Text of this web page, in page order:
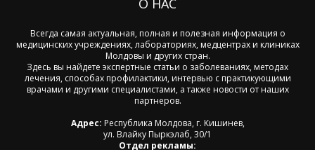
Всегда самая актуальная, полная и полезная информация о
медицинских учреждениях, лабораториях, медцентрах и клиниках
Молдовы и других стран.
Здесь вы найдете экспертные статьи о заболеваниях, методах
лечения, способах профилактики, интервью с практикующими
врачами и другими специалистами, а также новости от наших
партнеров.
Адрес: Республика Молдова, г. Кишинев,
ул. Влайку Пыркэлаб, 30/1
Отдел рекламы: